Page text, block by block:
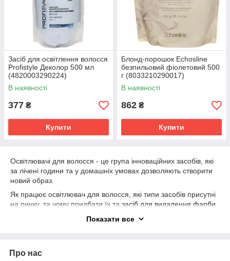
Засіб для освітлення волосся
Profistyle Деколор 500 мл
(4820003290224)
В наявності
377 ₴
Купити
Блонд-порошок Echosline
безпильовий фіолетовий 500
г (8033210290017)
В наявності
862 ₴
Купити
Освітлювачі для волосся - це група інноваційних засобів, які
за лічені години та у домашніх умовах дозволяють створити
новий образ.
Як працює освітлювач для волосся, які типи засобів присутні
на ринку, та чому придбати їх та засіб для видалення фарби
спеціалісти нашої компанії розповідають далі.
Освітлення волосся - це доволі складна процедура, яка
Показати все
Про нас